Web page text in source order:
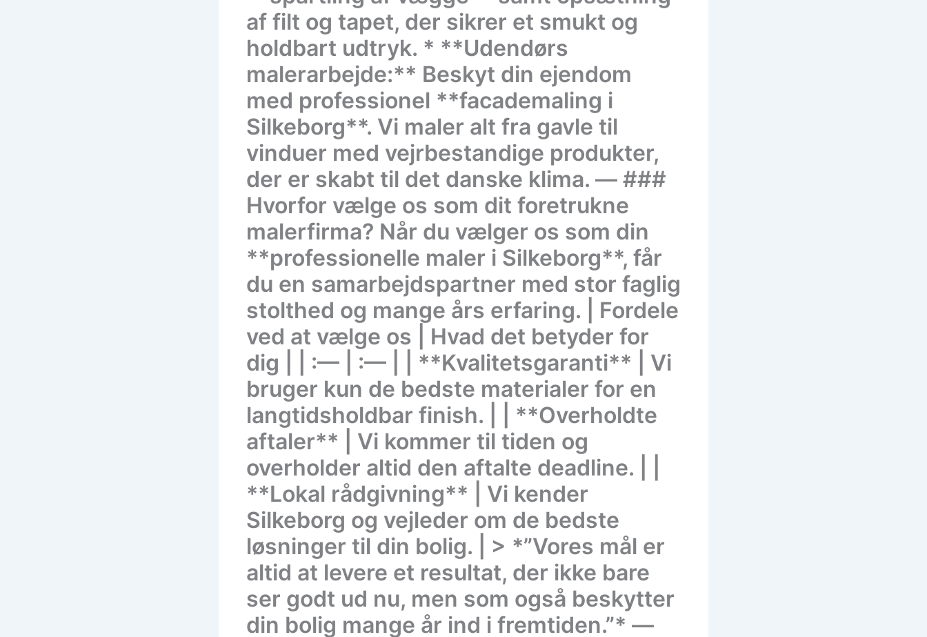
af filt og tapet, der sikrer et smukt og
holdbart udtryk. * **Udendørs
malerarbejde:** Beskyt din ejendom
med professionel **facademaling i
Silkeborg**. Vi maler alt fra gavle til
vinduer med vejrbestandige produkter,
der er skabt til det danske klima. — ###
Hvorfor vælge os som dit foretrukne
malerfirma? Når du vælger os som din
**professionelle maler i Silkeborg**, får
du en samarbejdspartner med stor faglig
stolthed og mange års erfaring. | Fordele
ved at vælge os | Hvad det betyder for
dig | | :— | :— | | **Kvalitetsgaranti** | Vi
bruger kun de bedste materialer for en
langtidsholdbar finish. | | **Overholdte
aftaler** | Vi kommer til tiden og
overholder altid den aftalte deadline. | |
**Lokal rådgivning** | Vi kender
Silkeborg og vejleder om de bedste
løsninger til din bolig. | > *”Vores mål er
altid at levere et resultat, der ikke bare
ser godt ud nu, men som også beskytter
din bolig mange år ind i fremtiden.”* —